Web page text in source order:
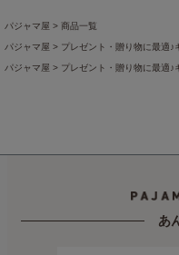
パジャマ屋 商品一覧
パジャマ屋 プレゼント・贈り物に最適♪
パジャマ屋 プレゼント・贈り物に最適♪
あ